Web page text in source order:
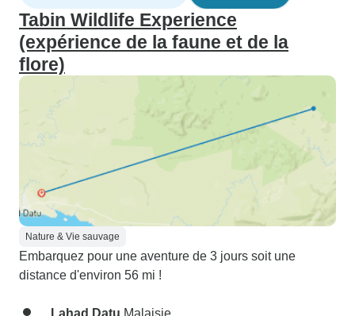
Tabin Wildlife Experience
(expérience de la faune et de la
flore)
Nature & Vie sauvage
Embarquez pour une aventure de 3 jours soit une
distance d'environ 56 mi !
Lahad Datu Malaisie